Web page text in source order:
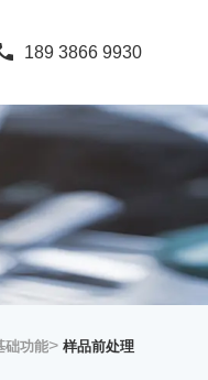
189 3866 9930
础功能> 样品前处理